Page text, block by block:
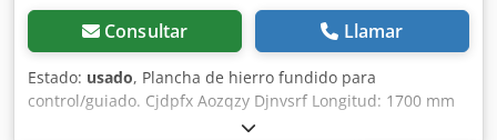
Consultar Llamar
Estado: usado, Plancha de hierro fundido para
control/guiado. Cjdpfx Aozqzy Djnvsrf Longitud: 1700 mm
Anchura: 700 mm Grosor: 230 mm Altura sobre los apoyos: